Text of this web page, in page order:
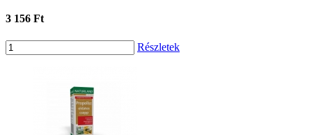
3 156 Ft
Részletek